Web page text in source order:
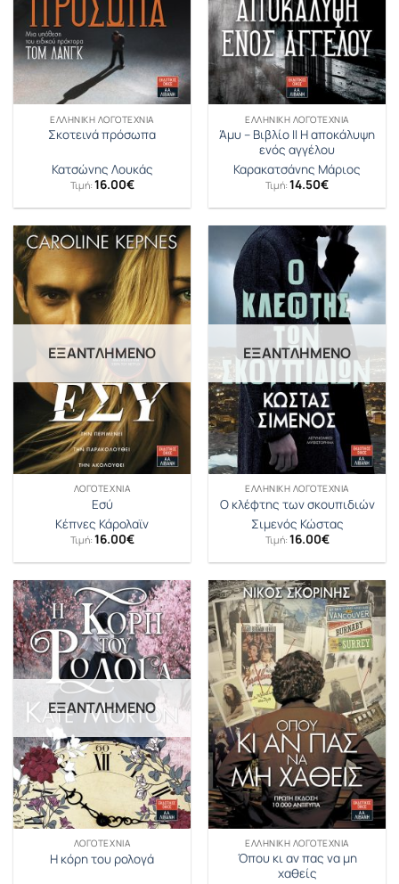
ΕΛΛΗΝΙΚΉ ΛΟΓΟΤΕΧΝΊΑ
Σκοτεινά πρόσωπα
Κατσώνης Λουκάς
Τιμή: 16.00€
ΕΛΛΗΝΙΚΉ ΛΟΓΟΤΕΧΝΊΑ
Άμυ – Βιβλίο II Η αποκάλυψη
ενός αγγέλου
Καρακατσάνης Μάριος
Τιμή: 14.50€
ΕΞΑΝΤΛΗΜΈΝΟ
ΛΟΓΟΤΕΧΝΊΑ
Εσύ
Κέπνες Κάρολαϊν
Τιμή: 16.00€
ΕΞΑΝΤΛΗΜΈΝΟ
ΕΛΛΗΝΙΚΉ ΛΟΓΟΤΕΧΝΊΑ
Ο κλέφτης των σκουπιδιών
Σιμενός Κώστας
Τιμή: 16.00€
ΕΞΑΝΤΛΗΜΈΝΟ
ΛΟΓΟΤΕΧΝΊΑ
Η κόρη του ρολογά
ΕΛΛΗΝΙΚΉ ΛΟΓΟΤΕΧΝΊΑ
Όπου κι αν πας να μη
χαθείς